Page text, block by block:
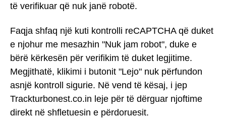
të verifikuar që nuk janë robotë.
Faqja shfaq një kuti kontrolli reCAPTCHA që duket
e njohur me mesazhin "Nuk jam robot", duke e
bërë kërkesën për verifikim të duket legjitime.
Megjithatë, klikimi i butonit "Lejo" nuk përfundon
asnjë kontroll sigurie. Në vend të kësaj, i jep
Trackturbonest.co.in leje për të dërguar njoftime
direkt në shfletuesin e përdoruesit.